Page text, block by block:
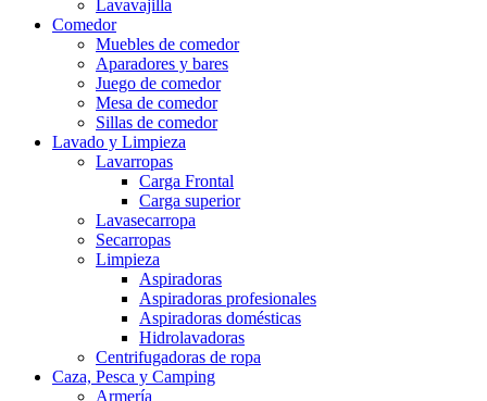
Lavavajilla
Comedor
Muebles de comedor
Aparadores y bares
Juego de comedor
Mesa de comedor
Sillas de comedor
Lavado y Limpieza
Lavarropas
Carga Frontal
Carga superior
Lavasecarropa
Secarropas
Limpieza
Aspiradoras
Aspiradoras profesionales
Aspiradoras domésticas
Hidrolavadoras
Centrifugadoras de ropa
Caza, Pesca y Camping
Armería